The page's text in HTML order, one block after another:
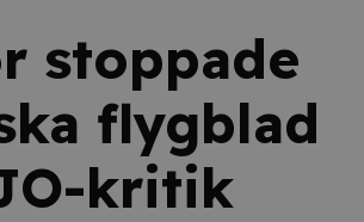
stoppade
flygblad
kritik